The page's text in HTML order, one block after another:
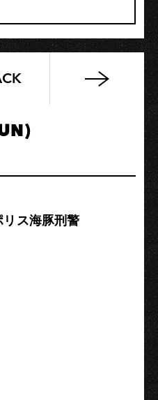
ス海豚刑警